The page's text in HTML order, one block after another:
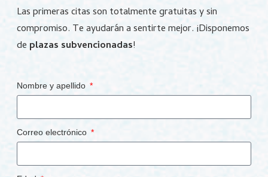
Las primeras citas son totalmente gratuitas y sin
compromiso. Te ayudarán a sentirte mejor. ¡Disponemos
de plazas subvencionadas!
Nombre y apellido
Correo electrónico